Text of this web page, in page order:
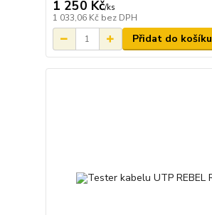
1 250 Kč/ks
1 033,06 Kč bez DPH
Přidat do košíku